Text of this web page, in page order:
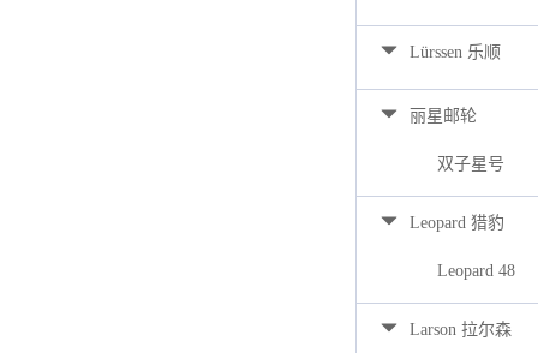
Lürssen 乐顺
丽星邮轮
双子星号
Leopard 猎豹
Leopard 48
Larson 拉尔森